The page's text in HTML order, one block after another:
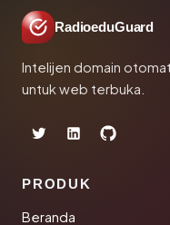
RadioeduGuard
Intelijen domain
untuk web terbuka.
PRODUK
Beranda